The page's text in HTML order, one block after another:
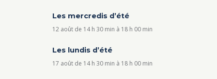
Les mercredis d’été
12 août de 14 h 30 min à 18 h 00 min
Les lundis d’été
17 août de 14 h 30 min à 18 h 00 min